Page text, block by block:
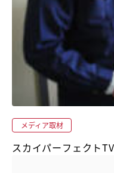
メディア取材
スカイパーフェクト